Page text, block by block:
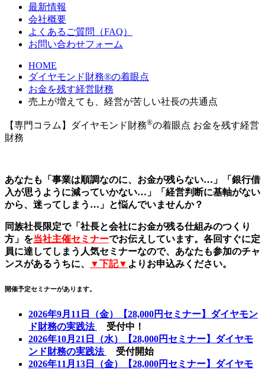
最新情報
会社概要
よくあるご質問（FAQ）
お問い合わせフォーム
HOME
ダイヤモンド財務®の着眼点
お金を残す経営財務
売上が増えても、経営が苦しい社長の共通点
【専門コラム】ダイヤモンド財務®の着眼点 お金を残す経営
財務
あなたも「事業は順調なのに、お金が残らない…」「銀行借
入が思うように減っていかない…」「経営判断に基軸がない
から、迷ってしまう…」と悩んでいませんか？
同族社長限定で「社長と会社にお金が残る仕組みのつくり
方」を当社主催セミナーでお伝えしています。各回すぐに定
員に達してしまう人気セミナーなので、あなたも参加のチャ
ンスがあるうちに、
▼下記▼ よりお申込みください。
開催予定セミナーがあります。
2026年9月11日（金）【28,000円セミナー】ダイヤモン
ド財務の実践法
受付中！
2026年10月21日（水）【28,000円セミナー】ダイヤモ
ンド財務の実践法
受付開始
2026年11月13日（金）【28,000円セミナー】ダイヤモ